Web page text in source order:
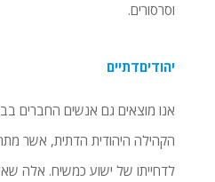
וסרסורים.
יהודיםדתיים
אנו מוצאים גם אנשים החברים
הקהילה היהודית הדתית, אשר
לדחייתו של ישוע כמשיח. אלה